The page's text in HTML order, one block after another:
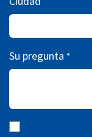
Su pregunta *